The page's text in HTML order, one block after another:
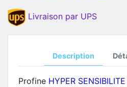
Livraison par UPS
Description
Profine HYPER